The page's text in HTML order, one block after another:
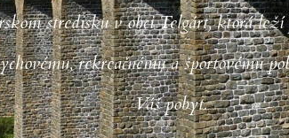
stredisku v obci Telgárt, ktorá
rekreačnému a športovému
Váš pobyt.